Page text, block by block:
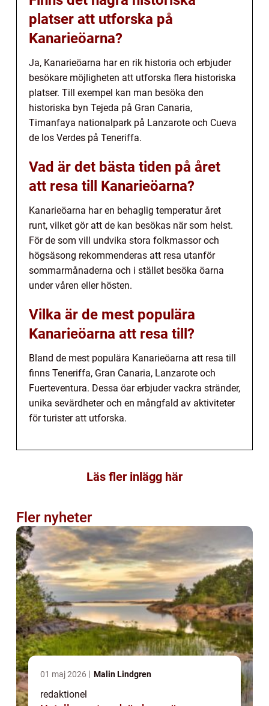
platser att utforska på
Kanarieöarna?
Ja, Kanarieöarna har en rik historia och erbjuder
besökare möjligheten att utforska flera historiska
platser. Till exempel kan man besöka den
historiska byn Tejeda på Gran Canaria,
Timanfaya nationalpark på Lanzarote och Cueva
de los Verdes på Teneriffa.
Vad är det bästa tiden på året
att resa till Kanarieöarna?
Kanarieöarna har en behaglig temperatur året
runt, vilket gör att de kan besökas när som helst.
För de som vill undvika stora folkmassor och
högsäsong rekommenderas att resa utanför
sommarmånaderna och i stället besöka öarna
under våren eller hösten.
Vilka är de mest populära
Kanarieöarna att resa till?
Bland de mest populära Kanarieöarna att resa till
finns Teneriffa, Gran Canaria, Lanzarote och
Fuerteventura. Dessa öar erbjuder vackra stränder,
unika sevärdheter och en mångfald av aktiviteter
för turister att utforska.
Läs fler inlägg här
Fler nyheter
01 maj 2026 Malin Lindgren
redaktionel